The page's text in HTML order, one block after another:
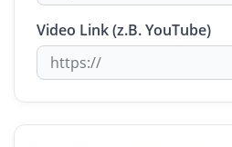
Video Link (z.B. YouTube)